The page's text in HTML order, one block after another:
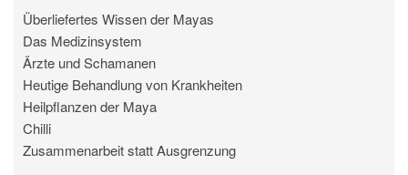
Überliefertes Wissen der Mayas
Das Medizinsystem
Ärzte und Schamanen
Heutige Behandlung von Krankheiten
Heilpflanzen der Maya
Chilli
Zusammenarbeit statt Ausgrenzung